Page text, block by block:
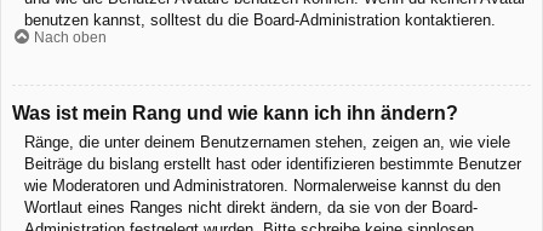
benutzen kannst, solltest du die Board-Administration kontaktieren.
Nach oben
Was ist mein Rang und wie kann ich ihn ändern?
Ränge, die unter deinem Benutzernamen stehen, zeigen an, wie viele
Beiträge du bislang erstellt hast oder identifizieren bestimmte Benutzer
wie Moderatoren und Administratoren. Normalerweise kannst du den
Wortlaut eines Ranges nicht direkt ändern, da sie von der Board-